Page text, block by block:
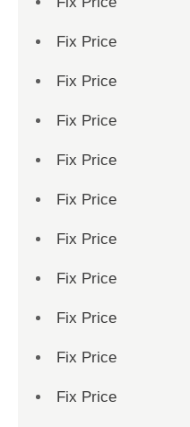
Fix Price
Fix Price
Fix Price
Fix Price
Fix Price
Fix Price
Fix Price
Fix Price
Fix Price
Fix Price